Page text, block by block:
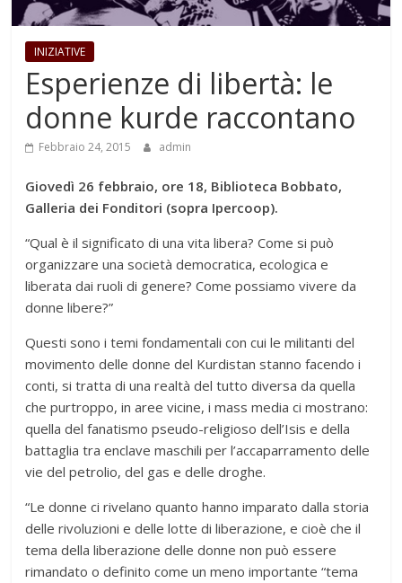
INIZIATIVE
Esperienze di libertà: le
donne kurde raccontano
Febbraio 24, 2015 admin
Giovedì 26 febbraio, ore 18, Biblioteca Bobbato,
Galleria dei Fonditori (sopra Ipercoop).
“Qual è il significato di una vita libera? Come si può
organizzare una società democratica, ecologica e
liberata dai ruoli di genere? Come possiamo vivere da
donne libere?”
Questi sono i temi fondamentali con cui le militanti del
movimento delle donne del Kurdistan stanno facendo i
conti, si tratta di una realtà del tutto diversa da quella
che purtroppo, in aree vicine, i mass media ci mostrano:
quella del fanatismo pseudo-religioso dell’Isis e della
battaglia tra enclave maschili per l’accaparramento delle
vie del petrolio, del gas e delle droghe.
“Le donne ci rivelano quanto hanno imparato dalla storia
delle rivoluzioni e delle lotte di liberazione, e cioè che il
tema della liberazione delle donne non può essere
rimandato o definito come un meno importante “tema